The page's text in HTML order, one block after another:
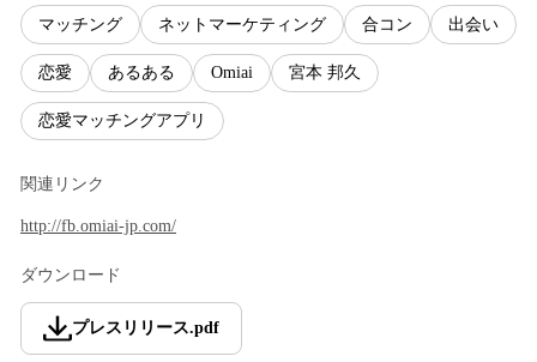
マッチング ネットマーケティング 合コン 出会い
恋愛 あるある Omiai 宮本 邦久
恋愛マッチングアプリ
関連リンク
http://fb.omiai-jp.com/
ダウンロード
プレスリリース.pdf